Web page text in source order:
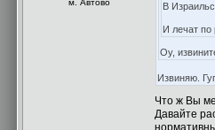
м. Автово В
И лечат по
Оу,
Извиняю.
Что ж Вы
Давайте